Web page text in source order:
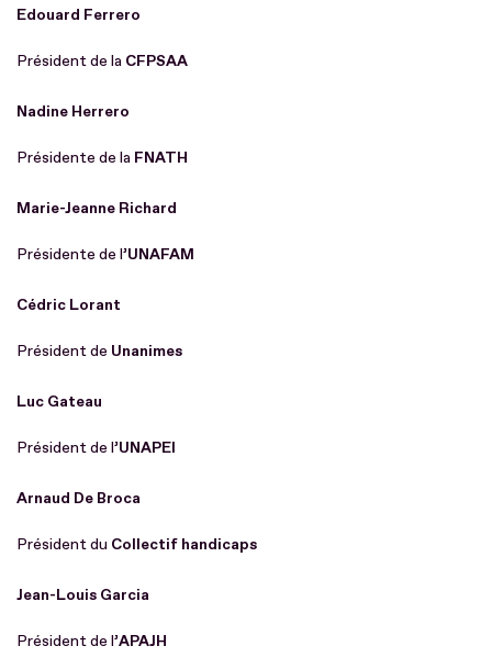
Edouard Ferrero
Président de la CFPSAA
Nadine Herrero
Présidente de la FNATH
Marie-Jeanne Richard
Présidente de l’UNAFAM
Cédric Lorant
Président de Unanimes
Luc Gateau
Président de l’UNAPEI
Arnaud De Broca
Président du Collectif handicaps
Jean-Louis Garcia
Président de l’APAJH